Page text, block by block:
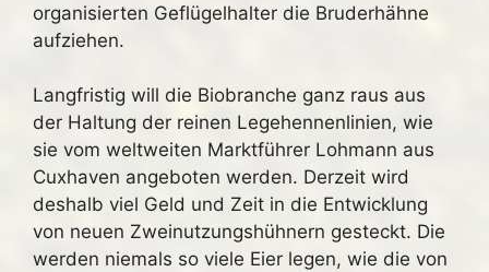
organisierten Geflügelhalter die Bruderhähne
aufziehen.
Langfristig will die Biobranche ganz raus aus
der Haltung der reinen Legehennenlinien, wie
sie vom weltweiten Marktführer Lohmann aus
Cuxhaven angeboten werden. Derzeit wird
deshalb viel Geld und Zeit in die Entwicklung
von neuen Zweinutzungshühnern gesteckt. Die
werden niemals so viele Eier legen, wie die von